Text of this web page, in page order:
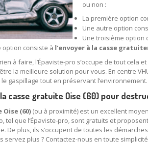
ou non :
La première option
Une autre option
Une troisième option
option consiste à l’envoyer à la casse
à faire, l’Épaviste-pro s’occupe de tout
la meilleure solution pour vous. En centre
gaspillage tout en préservant l’environnement.
casse gratuite Oise (60) pour
Oise (60) (ou à proximité) est un excellent
tel que l’Épaviste-pro, sont gratuits et
De plus, ils s’occupent de toutes les
servez plus ? Contactez-nous en toute